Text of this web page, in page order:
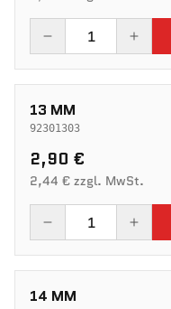
13 MM
92301303
2,90 €
2,44 € zzgl. MwSt.
14 MM